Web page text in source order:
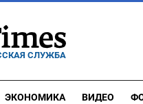
СЛУЖБА
ЭКОНОМИКА ВИДЕО